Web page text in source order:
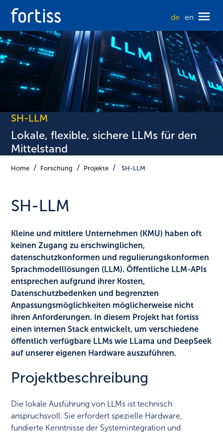
de en
SH-LLM
Lokale, flexible, sichere LLMs für den
Mittelstand
Home Forschung Projekte SH-LLM
SH-LLM
Kleine und mittlere Unternehmen (KMU) haben oft
keinen Zugang zu erschwinglichen,
datenschutzkonformen und regulierungskonformen
Sprachmodelllösungen (LLM). Öffentliche LLM-APIs
entsprechen aufgrund ihrer Kosten,
Datenschutzbedenken und begrenzten
Anpassungsmöglichkeiten möglicherweise nicht
ihren Anforderungen. In diesem Projekt hat fortiss
einen internen Stack entwickelt, um verschiedene
öffentlich verfügbare LLMs wie LLama und DeepSeek
auf unserer eigenen Hardware auszuführen.
Projektbeschreibung
Die lokale Ausführung von LLMs ist technisch
anspruchsvoll. Sie erfordert spezielle Hardware,
fundierte Kenntnisse der Systemintegration und